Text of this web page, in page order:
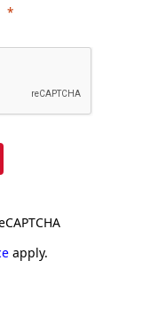
apply.